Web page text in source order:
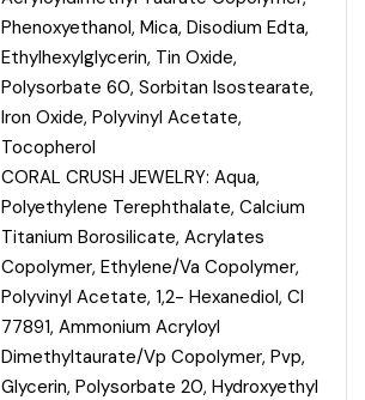
Phenoxyethanol, Mica, Disodium Edta,
Ethylhexylglycerin, Tin Oxide,
Polysorbate 60, Sorbitan Isostearate,
Iron Oxide, Polyvinyl Acetate,
Tocopherol
CORAL CRUSH JEWELRY: Aqua,
Polyethylene Terephthalate, Calcium
Titanium Borosilicate, Acrylates
Copolymer, Ethylene/Va Copolymer,
Polyvinyl Acetate, 1,2- Hexanediol, CI
77891, Ammonium Acryloyl
Dimethyltaurate/Vp Copolymer, Pvp,
Glycerin, Polysorbate 20, Hydroxyethyl